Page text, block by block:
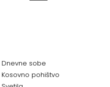
Dnevne sobe
Kosovno pohištvo